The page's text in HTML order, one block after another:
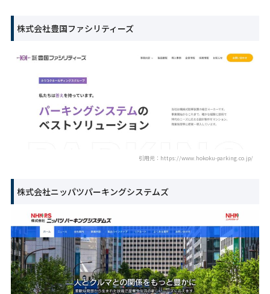
株式会社豊国ファシリティーズ
引用元：https://www.hokoku-parking.co.jp/
株式会社ニッパツパーキングシステムズ